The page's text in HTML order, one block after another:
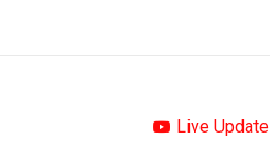
Live Update